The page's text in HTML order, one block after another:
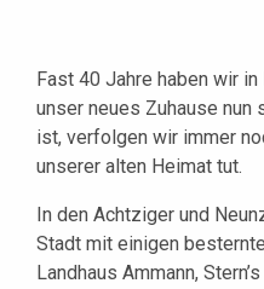
Fast 40 Jahre haben wir
unser neues Zuhause
ist, verfolgen wir immer
unserer alten Heimat tut.
In den Achtziger und
Stadt mit einigen
Landhaus Ammann,